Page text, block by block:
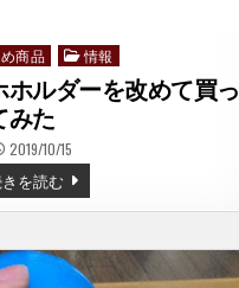
商品 情報
ホルダーを改めて買っ
みた
2019/10/15
を読む自
転
車
ス
マ